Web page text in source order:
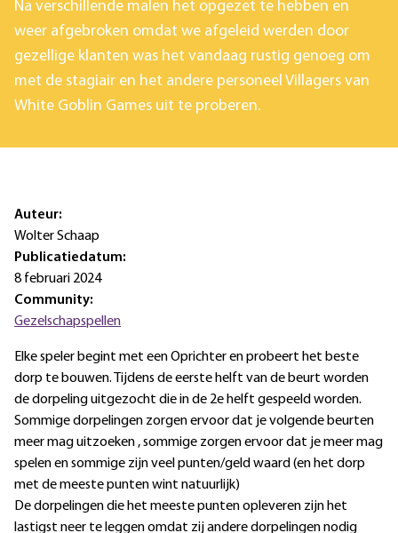
Na verschillende malen het opgezet te hebben en
weer afgebroken omdat we afgeleid werden door
gezellige klanten was het vandaag rustig genoeg om
met de stagiair en het andere personeel Villagers van
White Goblin Games uit te proberen.
Auteur:
Wolter Schaap
Publicatiedatum:
8 februari 2024
Community:
Gezelschapspellen
Elke speler begint met een Oprichter en probeert het beste
dorp te bouwen. Tijdens de eerste helft van de beurt worden
de dorpeling uitgezocht die in de 2e helft gespeeld worden.
Sommige dorpelingen zorgen ervoor dat je volgende beurten
meer mag uitzoeken , sommige zorgen ervoor dat je meer mag
spelen en sommige zijn veel punten/geld waard (en het dorp
met de meeste punten wint natuurlijk)
De dorpelingen die het meeste punten opleveren zijn het
lastigst neer te leggen omdat zij andere dorpelingen nodig